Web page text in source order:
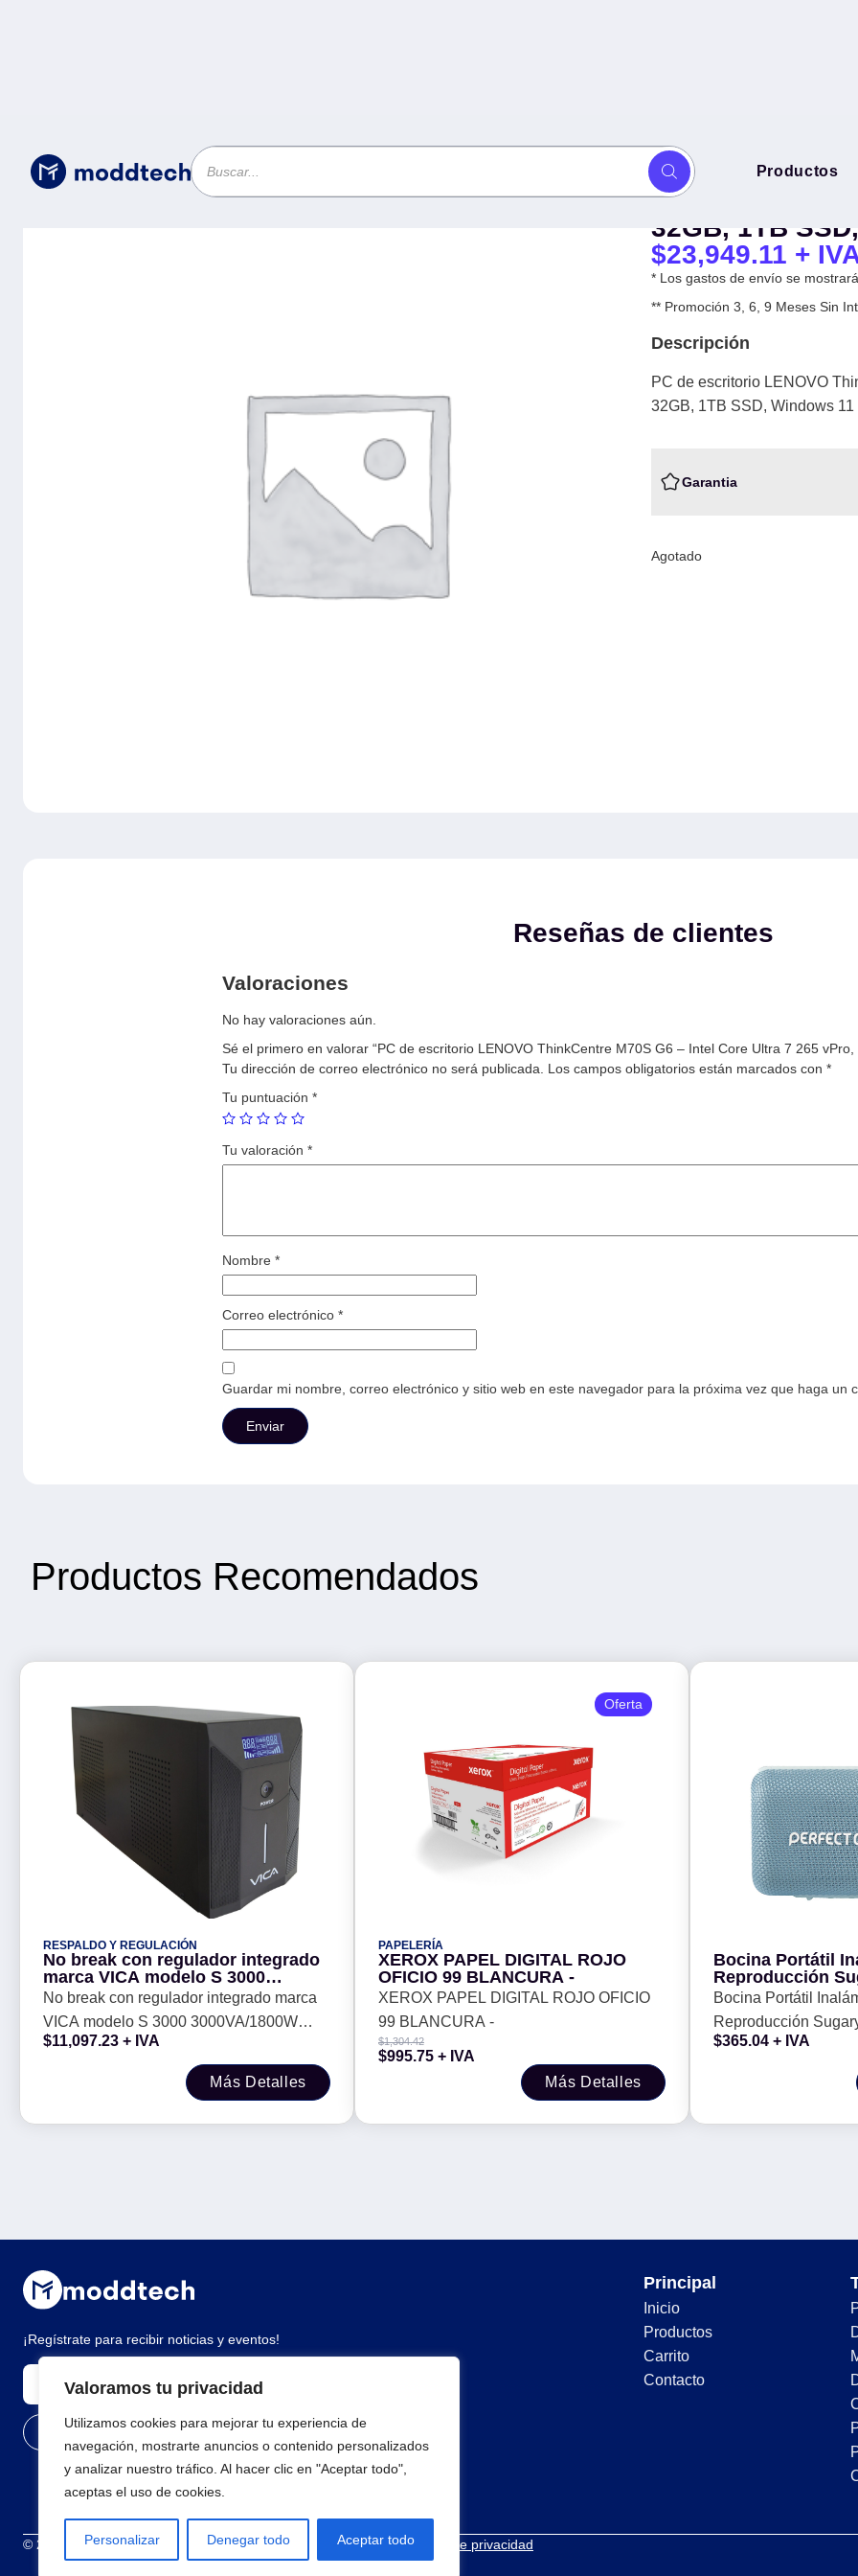
Valoramos tu privacidad
Utilizamos cookies para mejorar tu experiencia de
navegación, mostrarte anuncios o contenido personalizados
y analizar nuestro tráfico. Al hacer clic en "Aceptar todo",
aceptas el uso de cookies.
Personalizar Denegar todo Aceptar todo
Productos
Sin categoría/PC de escritorio LENOVO ThinkCentre M70S G6 - Intel Core Ultra 7 265
vPro, 32GB, 1TB SSD, Windows 11 Pro
PC de
M70S G6 - Intel
32GB, 1TB
$23,949.11 +
* Los gastos de envío se
** Promoción 3, 6, 9 Meses Sin
Descripción
PC de escritorio LENOVO
32GB, 1TB SSD, Windows 11
Garantia
Agotado
Reseñas de clientes
Valoraciones
No hay valoraciones aún.
Sé el primero en valorar “PC de escritorio LENOVO ThinkCentre M70S G6 – Intel Core Ultra 7 265 vPro,
Tu dirección de correo electrónico no será publicada.
Los campos obligatorios están marcados con *
Tu puntuación *
Tu valoración *
Nombre *
Correo electrónico *
Guardar mi nombre, correo electrónico y sitio web en este navegador para la próxima vez que haga un
Productos Recomendados
RESPALDO Y REGULACIÓN
No break con regulador integrado
marca VICA modelo S 3000
3000VA/1800W Entrada Voltaje 127
VCA - Rango de Voltaje 85 - 145
VCA
No break con regulador integrado marca
VICA modelo S 3000 3000VA/1800W
Entrada Voltaje 127 VCA - Rango de
$11,097.23 + IVA
Más Detalles
PAPELERÍA
XEROX PAPEL DIGITAL ROJO
OFICIO 99 BLANCURA -
XEROX PAPEL DIGITAL ROJO OFICIO
99 BLANCURA -
$1,304.42
$995.75 + IVA
Más Detalles
Oferta
Bocina Portátil
Reproducción
PERFECT
Bocina Portátil
Reproducción
PERFECT CHOICE -
$365.04 + IVA
¡Regístrate para recibir noticias y eventos!
Principal
Inicio
Productos
Carrito
Contacto
© 2026 Todos los derechos reservados Términos y condicionesPolítica de privacidad